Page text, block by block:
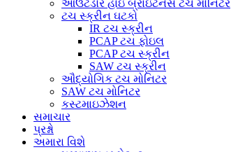
આઉટડોર હાઇ બ્રાઇટનેસ ટચ મોનિટર
ટચ સ્ક્રીન ઘટકો
IR ટચ સ્ક્રીન
PCAP ટચ ફોઇલ
PCAP ટચ સ્ક્રીન
SAW ટચ સ્ક્રીન
ઔદ્યોગિક ટચ મોનિટર
SAW ટચ મોનિટર
કસ્ટમાઇઝેશન
સમાચાર
પ્રશ્નો
અમારા વિશે